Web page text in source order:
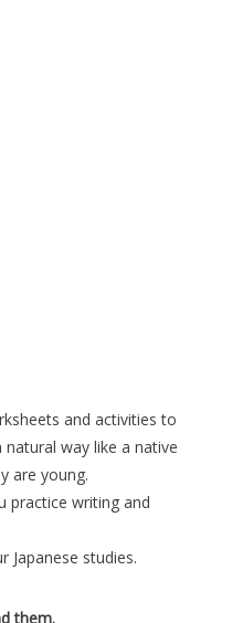
and activities to
natural way like a native
are young.
practice writing and
Japanese studies.
them.